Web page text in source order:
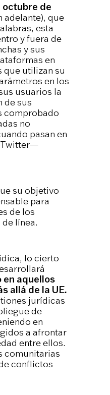
octubre de
adelante), que
esta
y fuera de
y sus
en
que utilizan su
en los
usuarios la
de sus
comprobado
no
pasan en
Twitter—
su objetivo
para
de los
línea.
lo cierto
en aquellos
allá de la UE.
jurídicas
de
en
a afrontar
entre ellos.
comunitarias
conflictos